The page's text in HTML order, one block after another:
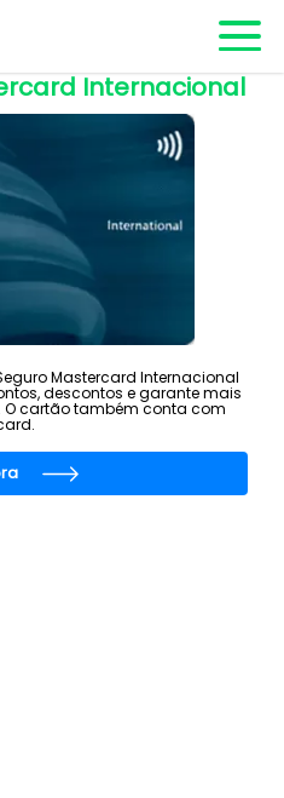
Internacional
Mastercard Internacional
descontos e garante mais
cartão também conta com